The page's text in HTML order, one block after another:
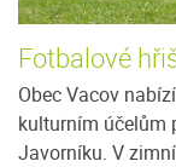
Fotbalové
Obec Vacov
kulturním účelům
Javorníku. V